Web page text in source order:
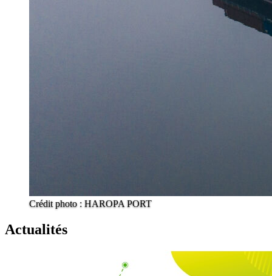
Crédit photo : HAROPA PORT
Actualités